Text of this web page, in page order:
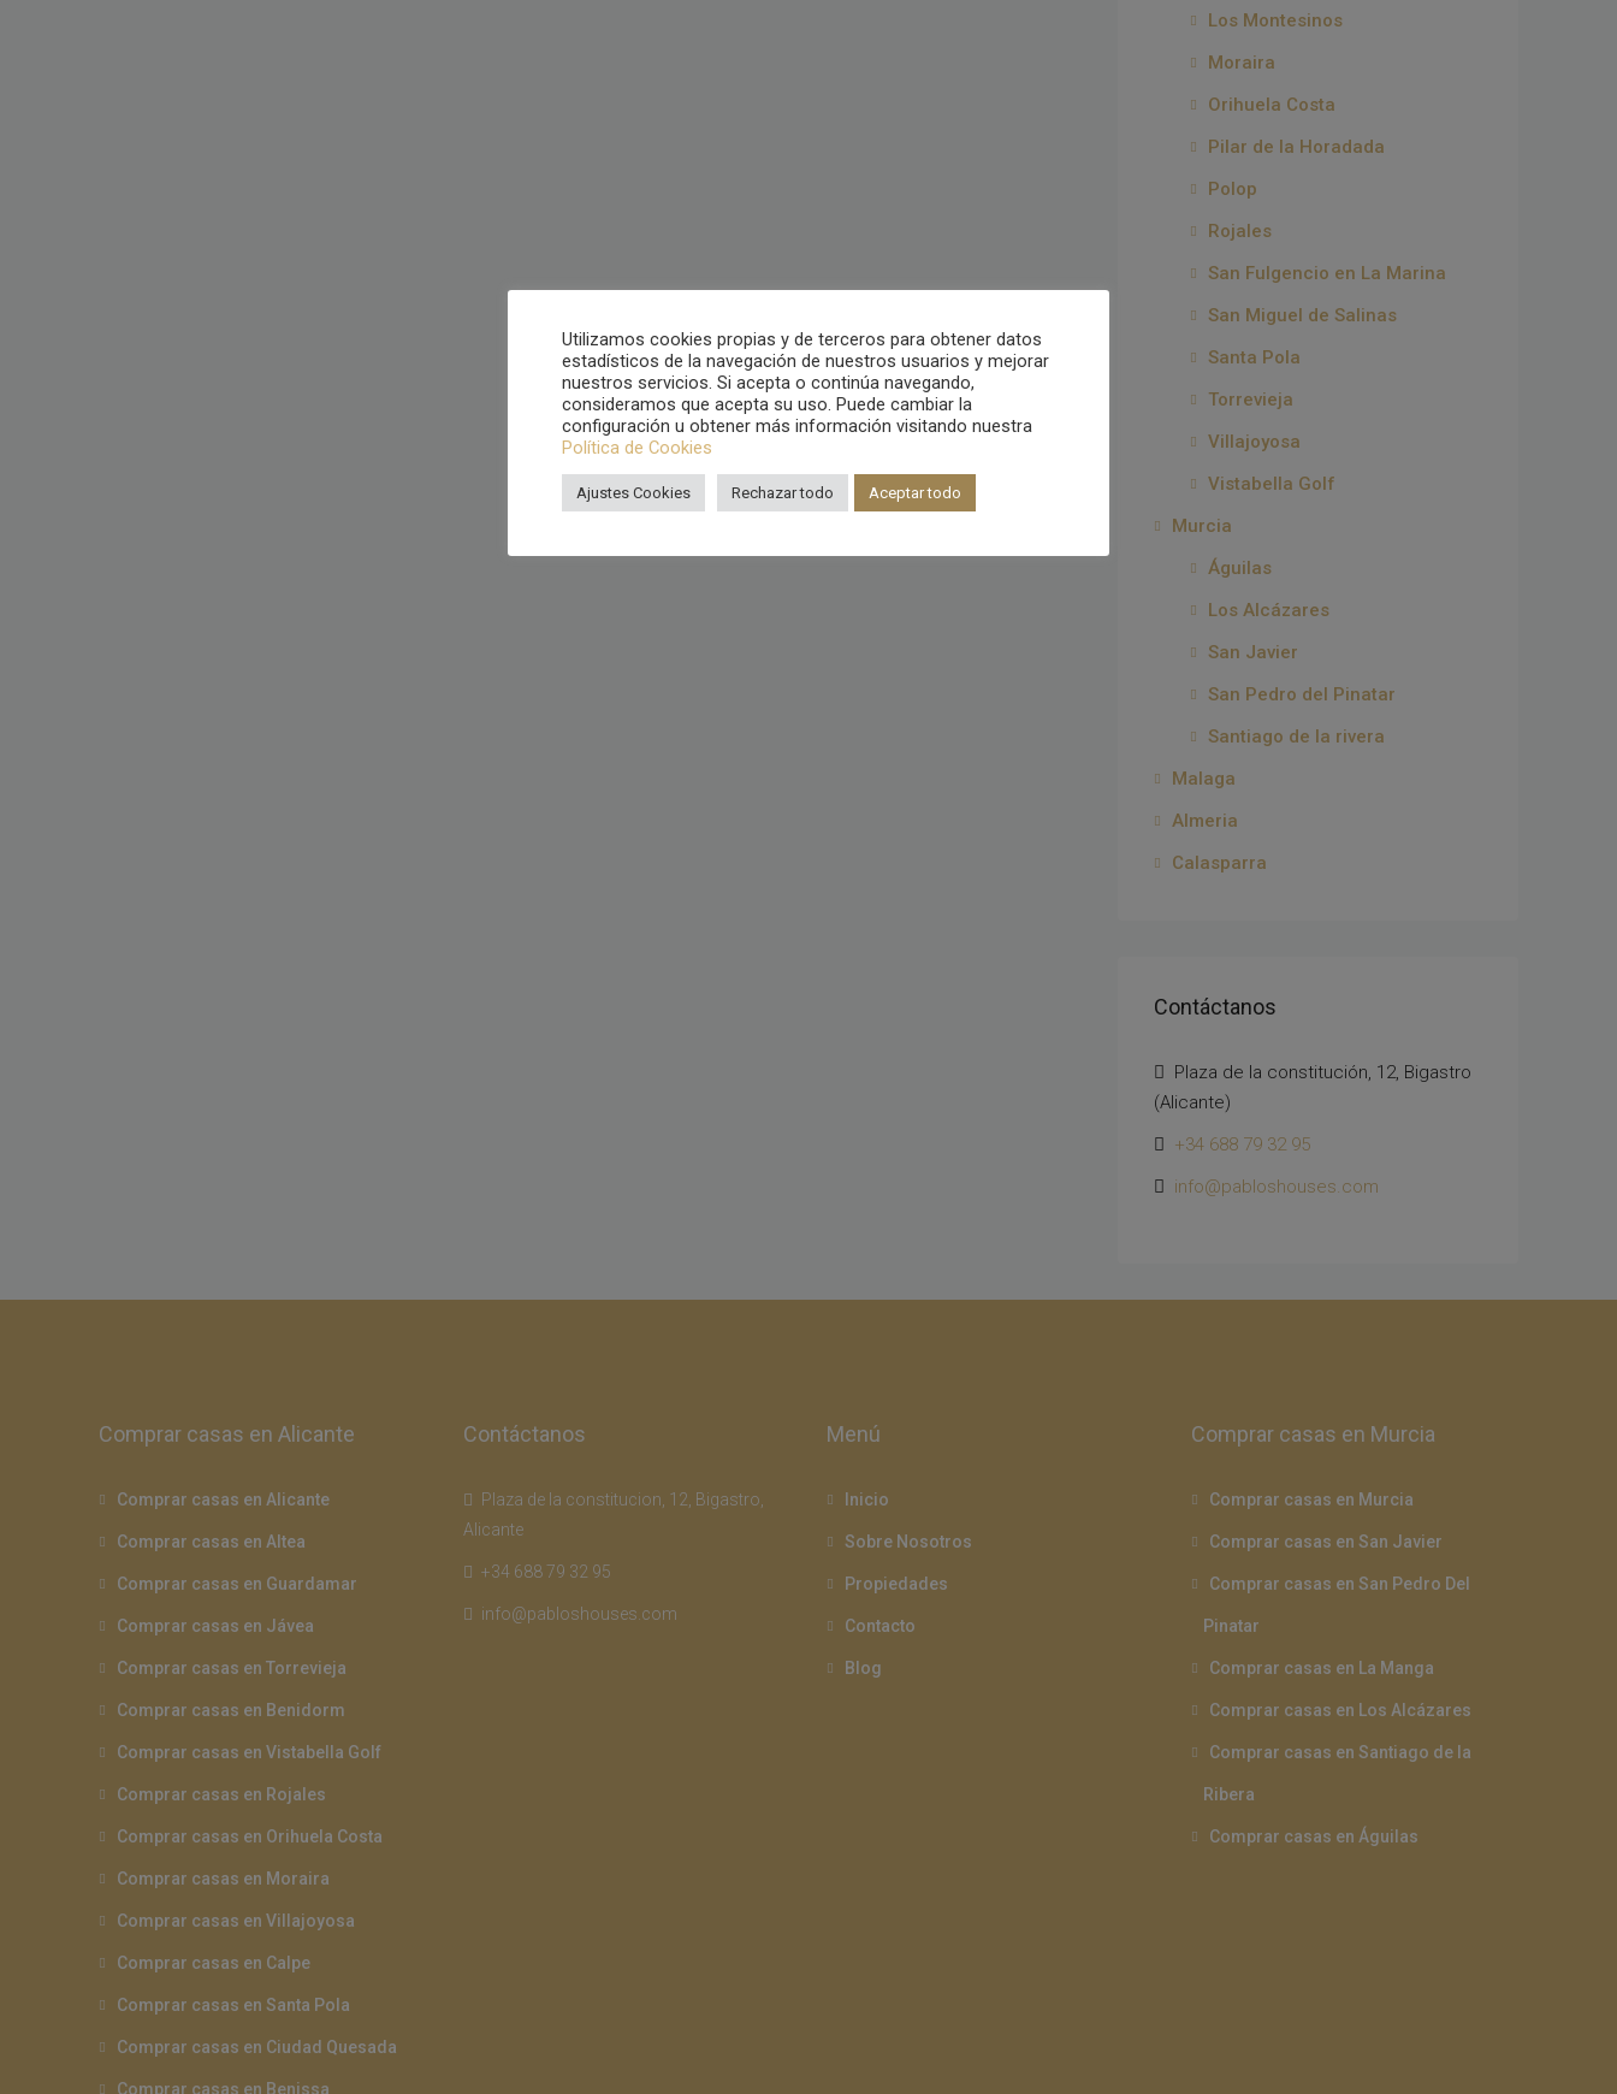
Los Montesinos
Moraira
Orihuela Costa
Pilar de la Horadada
Polop
Rojales
San Fulgencio en La Marina
San Miguel de Salinas
Santa Pola
Torrevieja
Villajoyosa
Vistabella Golf
Murcia
Águilas
Los Alcázares
San Javier
San Pedro del Pinatar
Santiago de la rivera
Malaga
Almeria
Calasparra
Contáctanos
Plaza de la constitución, 12, Bigastro
(Alicante)
+34 688 79 32 95
info@pabloshouses.com
Comprar casas en Alicante
Comprar casas en Alicante
Comprar casas en Altea
Comprar casas en Guardamar
Comprar casas en Jávea
Comprar casas en Torrevieja
Comprar casas en Benidorm
Comprar casas en Vistabella Golf
Comprar casas en Rojales
Comprar casas en Orihuela Costa
Comprar casas en Moraira
Comprar casas en Villajoyosa
Comprar casas en Calpe
Comprar casas en Santa Pola
Comprar casas en Ciudad Quesada
Comprar casas en Benissa
Contáctanos
Plaza de la constitucion, 12, Bigastro,
Alicante
+34 688 79 32 95
info@pabloshouses.com
Menú
Inicio
Sobre Nosotros
Propiedades
Contacto
Blog
Comprar casas en Murcia
Comprar casas en Murcia
Comprar casas en San Javier
Comprar casas en San Pedro Del
Pinatar
Comprar casas en La Manga
Comprar casas en Los Alcázares
Comprar casas en Santiago de la
Ribera
Comprar casas en Águilas
Utilizamos cookies propias y de terceros para obtener datos
estadísticos de la navegación de nuestros usuarios y mejorar
nuestros servicios. Si acepta o continúa navegando,
consideramos que acepta su uso. Puede cambiar la
configuración u obtener más información visitando nuestra
Política de Cookies
Ajustes Cookies Rechazar todo Aceptar todo